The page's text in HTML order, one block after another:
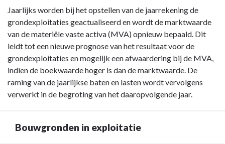
Jaarlijks worden bij het opstellen van de jaarrekening de
grondexploitaties geactualiseerd en wordt de marktwaarde
van de materiële vaste activa (MVA) opnieuw bepaald. Dit
leidt tot een nieuwe prognose van het resultaat voor de
grondexploitaties en mogelijk een afwaardering bij de MVA,
indien de boekwaarde hoger is dan de marktwaarde. De
raming van de jaarlijkse baten en lasten wordt vervolgens
verwerkt in de begroting van het daaropvolgende jaar.
Bouwgronden in exploitatie